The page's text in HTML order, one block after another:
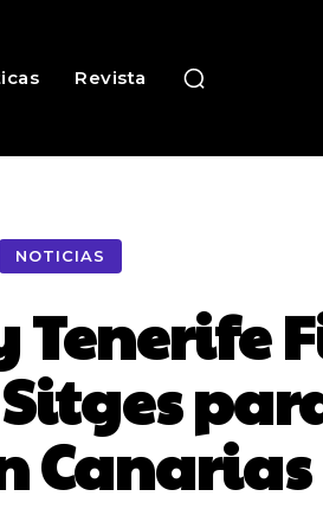
Revista
NOTICIAS
Tenerife
Canarias